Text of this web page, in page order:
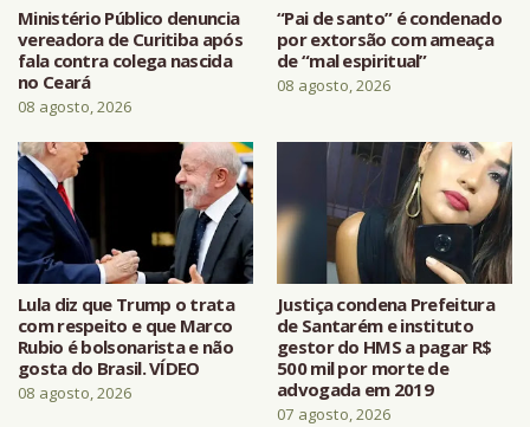
Ministério Público denuncia
vereadora de Curitiba após
fala contra colega nascida
no Ceará
08 agosto, 2026
“Pai de santo” é condenado
por extorsão com ameaça
de “mal espiritual”
08 agosto, 2026
Lula diz que Trump o trata
com respeito e que Marco
Rubio é bolsonarista e não
gosta do Brasil. VÍDEO
08 agosto, 2026
Justiça condena Prefeitura
de Santarém e instituto
gestor do HMS a pagar R$
500 mil por morte de
advogada em 2019
07 agosto, 2026